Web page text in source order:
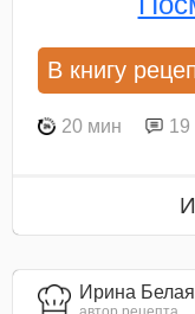
В книгу
20 мин 19
Ирина Белая